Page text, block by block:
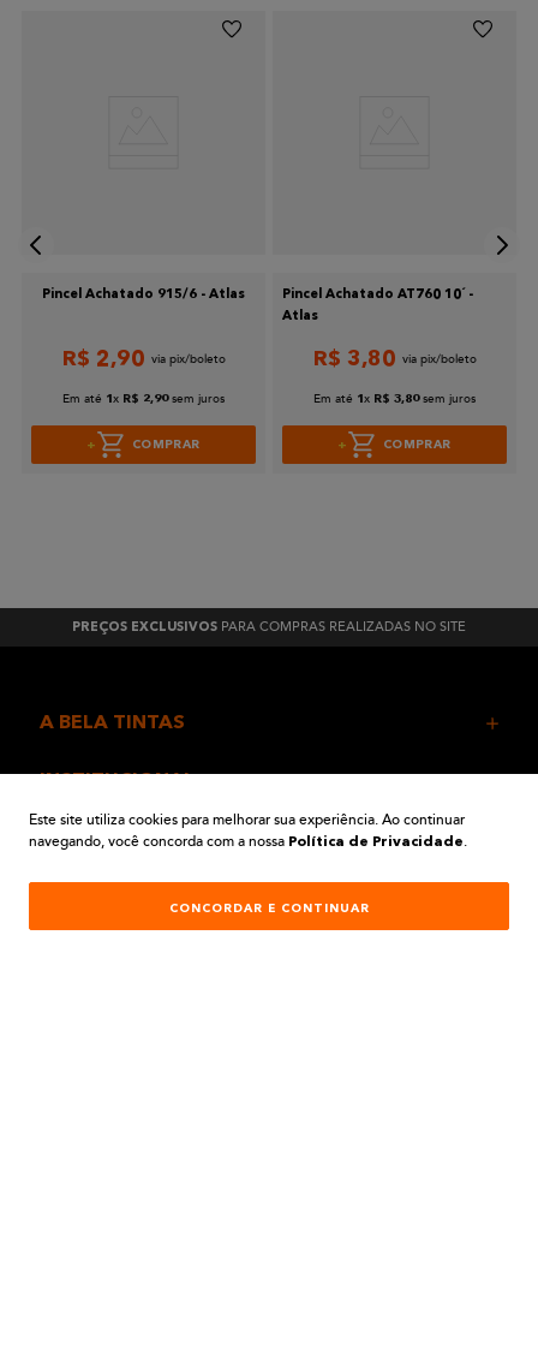
Pincel Achatado 915/6 - Atlas
R$ 2,90
Em até 1 x R$ 2,90 sem juros
COMPRAR
Pincel Achatado AT760 10´ -
Atlas
R$ 3,80
Em até 1 x R$ 3,80 sem juros
COMPRAR
PREÇOS EXCLUSIVOS PARA COMPRAS REALIZADAS NO SITE
A BELA TINTAS
AJUDA E SUPORTE
ATENDIMENTO
Este site utiliza cookies para melhorar sua experiência. Ao continuar
navegando, você concorda com a nossa Política de Privacidade.
CONCORDAR E CONTINUAR